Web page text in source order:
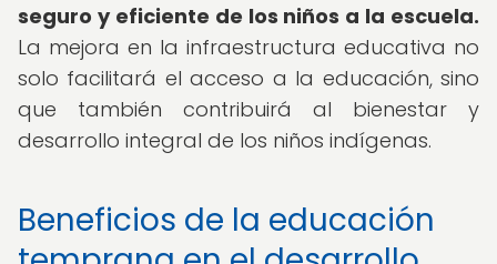
seguro y eficiente de los niños a la escuela.
La mejora en la infraestructura educativa no
solo facilitará el acceso a la educación, sino
que también contribuirá al bienestar y
desarrollo integral de los niños indígenas.
Beneficios de la educación